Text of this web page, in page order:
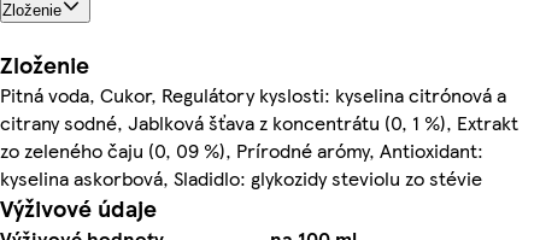
Zloženie
Zloženie
Pitná voda, Cukor, Regulátory kyslosti: kyselina citrónová a
citrany sodné, Jablková šťava z koncentrátu (0, 1 %), Extrakt
zo zeleného čaju (0, 09 %), Prírodné arómy, Antioxidant:
kyselina askorbová, Sladidlo: glykozidy steviolu zo stévie
Výživové údaje